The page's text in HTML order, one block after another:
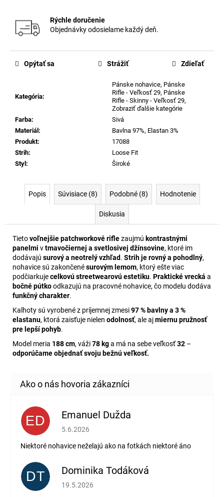
Rýchle doručenie
Objednávky odosielame každý deň.
Kategória:
Pánske nohavice, Pánske
Rifle - Veľkosť 29, Pánske
Rifle - Skinny - Veľkosť 29,
Zobraziť ďalšie kategórie
Farba:
Sivá
Materiál :
Bavlna 97%, Elastan 3%
Produkt:
17088
Strih:
Loose Fit
Styl : Široké
Opýtať sa Strážiť Zdieľať
Popis Súvisiace (8) Podobné (8) Hodnotenie
Diskusia
Tietovoľnejšie patchworkové riflezaujmú kontrastnými
panelmi vtmavočiernej a svetlosivej džínsovine, ktoré im
dodávajú surový a neotrelý vzhľad. Strih je rovný a pohodlný,
nohavice sú zakončenésurovým lemom, ktorý ešte viac
podčiarkujecelkovú streetwearovú estetiku. Praktické vrecká a
bočné pútkoodkazujú na pracovné nohavice, čo modelu dodáva
funkčný charakter.
Kalhoty sú vyrobené z príjemnej zmesi97 % bavlny a 3 %
elastanu, ktorá zaisťuje nielen odolnosť, ale ajmiernu pružnosť
pre lepší pohyb.
Model meria 188 cm, váži78 kga má na sebe veľkosť32 –
odporúčame objednať svoju bežnú veľkosť.
ED Emanuel Dužda
Hodnotenie obchodu je 2 z 5 hviezdičiek.
5.6.2026
Niektoré nohavice neželajú ako na fotkách niektoré áno
DT Dominika Todáková
Hodnotenie obchodu je 5 z 5 hviezdičiek.
19.5.2026